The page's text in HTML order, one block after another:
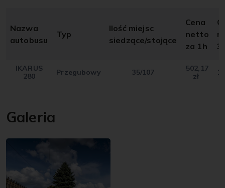
Nazwa
autobusu
Typ
Ilość miejsc
siedzące/stojące
Cena
netto
za 1h
IKARUS
280
Przegubowy 35/107
502,17
zł
Galeria